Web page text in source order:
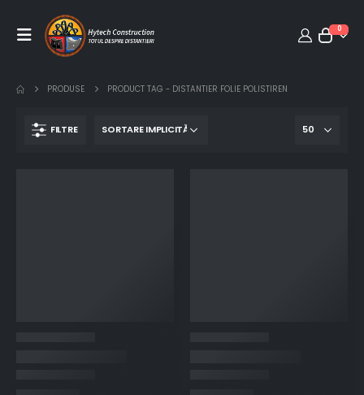
0
PRODUSE PRODUCT TAG - DISTANTIER FOLIE POLISTIREN
FILTRE